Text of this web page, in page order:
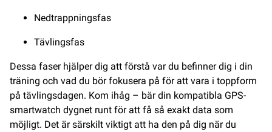
Nedtrappningsfas
Tävlingsfas
Dessa faser hjälper dig att förstå var du befinner dig i din
träning och vad du bör fokusera på för att vara i toppform
på tävlingsdagen. Kom ihåg – bär din kompatibla GPS-
smartwatch dygnet runt för att få så exakt data som
möjligt. Det är särskilt viktigt att ha den på dig när du